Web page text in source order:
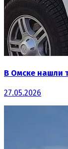
В Омске нашли
27.05.2026